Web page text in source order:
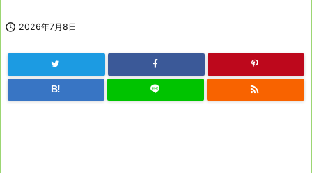
 2026年7月8日
B! 